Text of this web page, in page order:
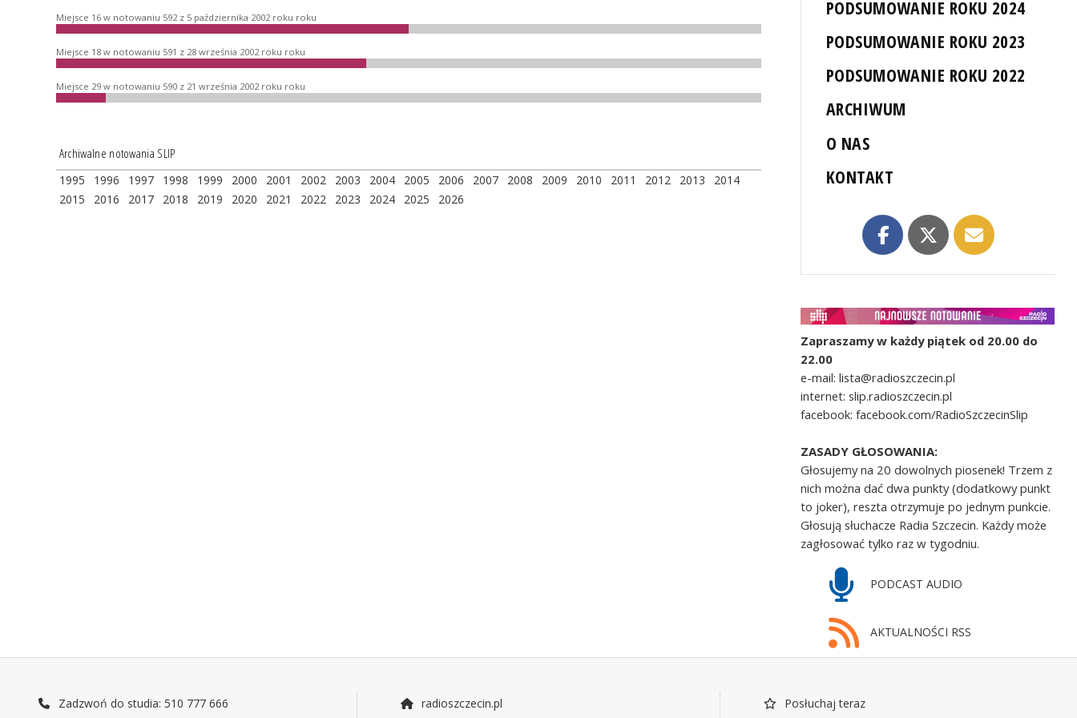
Miejsce 16 w notowaniu 592 z 5 października 2002 roku roku
Miejsce 18 w notowaniu 591 z 28 września 2002 roku roku
Miejsce 29 w notowaniu 590 z 21 września 2002 roku roku
Archiwalne notowania SLIP
1995 1996 1997 1998 1999 2000 2001 2002 2003 2004 2005 2006 2007 2008 2009 2010 2011 2012 2013
2014
2015
2016 2017 2018 2019 2020 2021 2022 2023 2024 2025 2026
PODSUMOWANIE ROKU 2024
PODSUMOWANIE ROKU 2023
PODSUMOWANIE ROKU 2022
ARCHIWUM
O NAS
KONTAKT
Zapraszamy w każdy piątek od 20.00 do
22.00
e-mail: lista@radioszczecin.pl
internet: slip.radioszczecin.pl
facebook: facebook.com/RadioSzczecinSlip
ZASADY GŁOSOWANIA:
Głosujemy na 20 dowolnych piosenek! Trzem z
nich można dać dwa punkty (dodatkowy punkt
to joker), reszta otrzymuje po jednym punkcie.
Głosują słuchacze Radia Szczecin. Każdy może
zagłosować tylko raz w tygodniu.
PODCAST AUDIO
AKTUALNOŚCI RSS
Zadzwoń do studia: 510 777 666
radioszczecin.pl
Posłuchaj teraz